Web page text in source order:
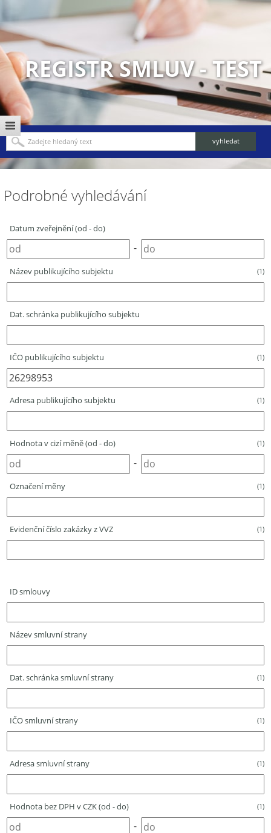
REGISTR SMLUV - TEST
Podrobné vyhledávání
Datum zveřejnění (od - do)
-
Název publikujícího subjektu (1)
Dat. schránka publikujícího subjektu
IČO publikujícího subjektu (1)
Adresa publikujícího subjektu (1)
Hodnota v cizí měně (od - do) (1)
-
Označení měny (1)
Evidenční číslo zakázky z VVZ (1)
ID smlouvy
Název smluvní strany
Dat. schránka smluvní strany (1)
IČO smluvní strany (1)
Adresa smluvní strany (1)
Hodnota bez DPH v CZK (od - do) (1)
-